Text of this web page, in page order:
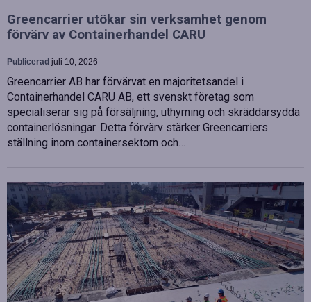
Greencarrier utökar sin verksamhet genom
förvärv av Containerhandel CARU
Publicerad juli 10, 2026
Greencarrier AB har förvärvat en majoritetsandel i
Containerhandel CARU AB, ett svenskt företag som
specialiserar sig på försäljning, uthyrning och skräddarsydda
containerlösningar. Detta förvärv stärker Greencarriers
ställning inom containersektorn och…